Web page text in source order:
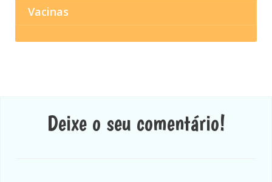
Vacinas
Deixe o seu comentário!